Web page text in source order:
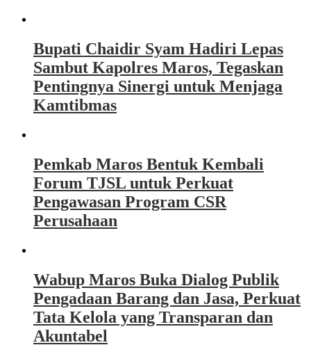
Bupati Chaidir Syam Hadiri Lepas
Sambut Kapolres Maros, Tegaskan
Pentingnya Sinergi untuk Menjaga
Kamtibmas
Pemkab Maros Bentuk Kembali
Forum TJSL untuk Perkuat
Pengawasan Program CSR
Perusahaan
Wabup Maros Buka Dialog Publik
Pengadaan Barang dan Jasa, Perkuat
Tata Kelola yang Transparan dan
Akuntabel